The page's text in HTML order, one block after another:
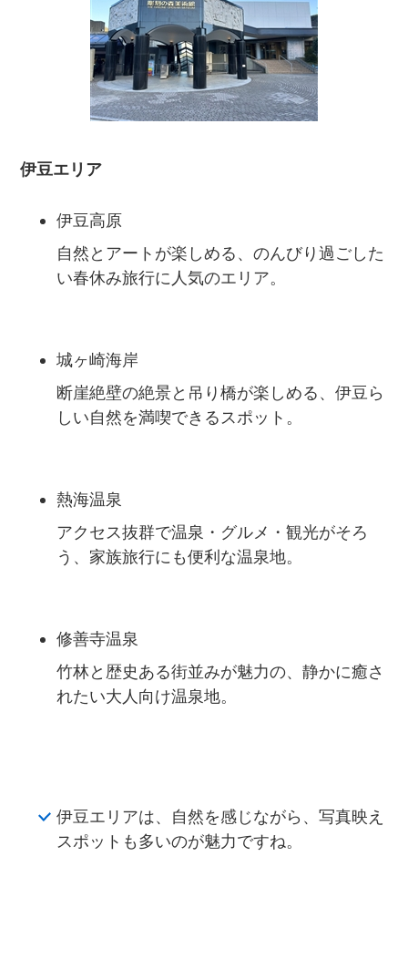
伊豆エリア
伊豆高原
自然とアートが楽しめる、のんびり過ごした
い春休み旅行に人気のエリア。
城ヶ崎海岸
断崖絶壁の絶景と吊り橋が楽しめる、伊豆ら
しい自然を満喫できるスポット。
熱海温泉
アクセス抜群で温泉・グルメ・観光がそろ
う、家族旅行にも便利な温泉地。
修善寺温泉
竹林と歴史ある街並みが魅力の、静かに癒さ
れたい大人向け温泉地。
伊豆エリアは、自然を感じながら、写真映え
スポットも多いのが魅力ですね。